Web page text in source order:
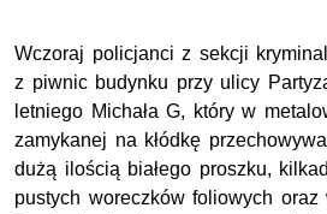
Wczoraj policjanci z sekcji
z piwnic budynku przy ulicy
letniego Michała G, który w
zamykanej na kłódkę
dużą ilością białego proszku,
pustych woreczków foliowych oraz